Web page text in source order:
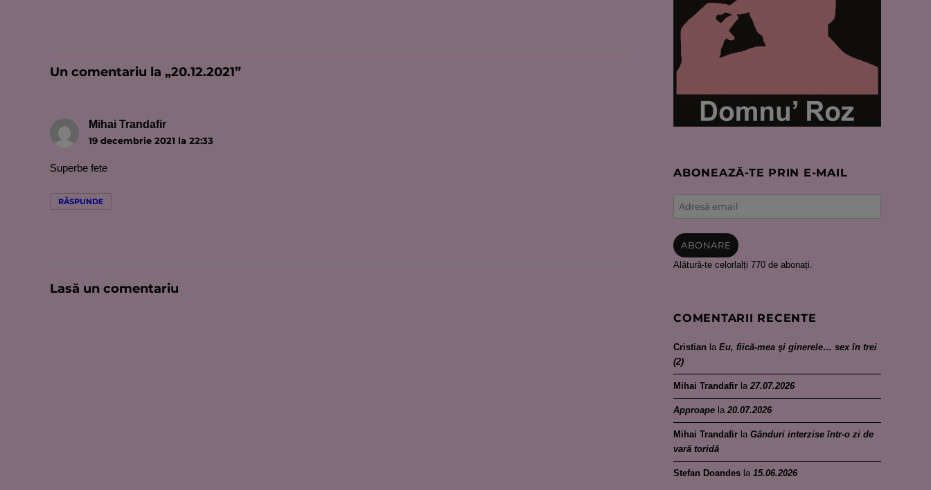
Un comentariu la „20.12.2021”
Mihai Trandafir
19 decembrie 2021 la 22:33
Superbe fete
RĂSPUNDE
Lasă un comentariu
ABONEAZĂ-TE PRIN E-MAIL
Adresă
email
ABONARE
Alătură-te celorlalți 770 de abonați.
COMENTARII RECENTE
Cristian la Eu, fiică-mea şi ginerele… sex în trei
(2)
Mihai Trandafir la 27.07.2026
Approape la 20.07.2026
Mihai Trandafir la Gânduri interzise într-o zi de
vară toridă
Stefan Doandes la 15.06.2026